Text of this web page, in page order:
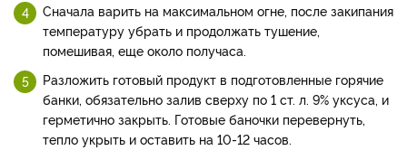
Сначала варить на максимальном огне, после закипания
температуру убрать и продолжать тушение,
помешивая, еще около получаса.
Разложить готовый продукт в подготовленные горячие
банки, обязательно залив сверху по 1 ст. л. 9% уксуса, и
герметично закрыть. Готовые баночки перевернуть,
тепло укрыть и оставить на 10-12 часов.